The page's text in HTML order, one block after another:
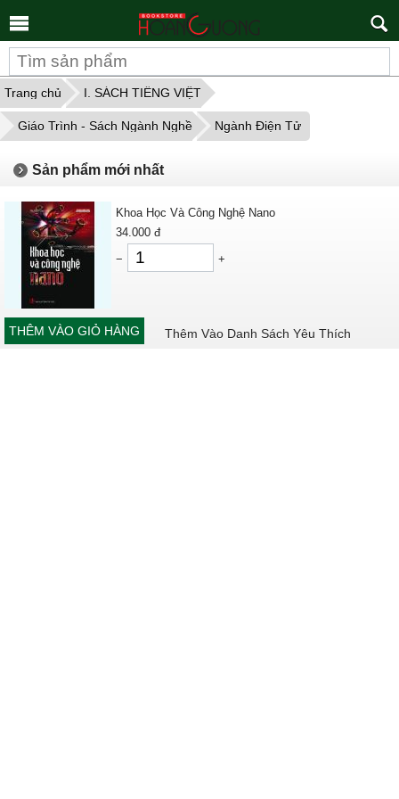
Trang chủ I. SÁCH TIẾNG VIỆT
Giáo Trình - Sách Ngành Nghề Ngành Điện Tử
Sản phẩm mới nhất
Khoa Học Và Công Nghệ Nano
34.000 đ
−
+
THÊM VÀO GIỎ HÀNG Thêm Vào Danh Sách Yêu Thích